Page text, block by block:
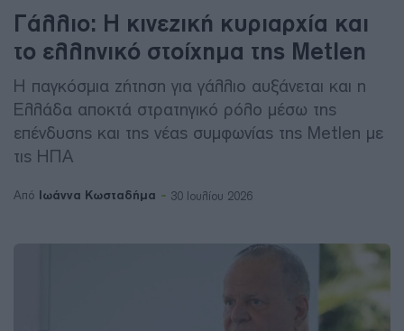
Γάλλιο: Η κινεζική κυριαρχία και
το ελληνικό στοίχημα της Metlen
Η παγκόσμια ζήτηση για γάλλιο αυξάνεται και η
Ελλάδα αποκτά στρατηγικό ρόλο μέσω της
επένδυσης και της νέας συμφωνίας της Metlen με
τις ΗΠΑ
Από Ιωάννα Κωσταδήμα 30 Ιουλίου 2026